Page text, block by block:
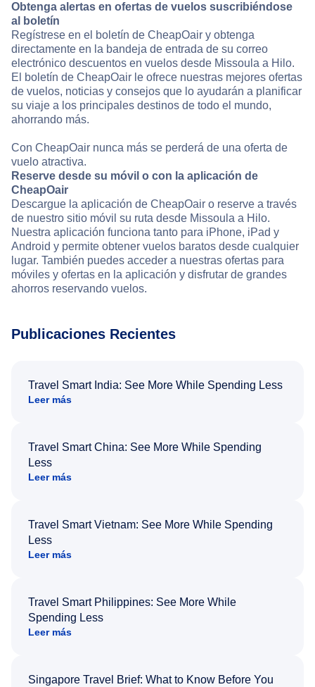
Obtenga alertas en ofertas de vuelos suscribiéndose
al boletín
Regístrese en el boletín de CheapOair y obtenga
directamente en la bandeja de entrada de su correo
electrónico descuentos en vuelos desde Missoula a Hilo.
El boletín de CheapOair le ofrece nuestras mejores ofertas
de vuelos, noticias y consejos que lo ayudarán a planificar
su viaje a los principales destinos de todo el mundo,
ahorrando más.
Con CheapOair nunca más se perderá de una oferta de
vuelo atractiva.
Reserve desde su móvil o con la aplicación de
CheapOair
Descargue la aplicación de CheapOair o reserve a través
de nuestro sitio móvil su ruta desde Missoula a Hilo.
Nuestra aplicación funciona tanto para iPhone, iPad y
Android y permite obtener vuelos baratos desde cualquier
lugar. También puedes acceder a nuestras ofertas para
móviles y ofertas en la aplicación y disfrutar de grandes
ahorros reservando vuelos.
Publicaciones Recientes
Travel Smart India: See More While Spending Less
Leer más
Travel Smart China: See More While Spending
Less
Leer más
Travel Smart Vietnam: See More While Spending
Less
Leer más
Travel Smart Philippines: See More While
Spending Less
Leer más
Singapore Travel Brief: What to Know Before You